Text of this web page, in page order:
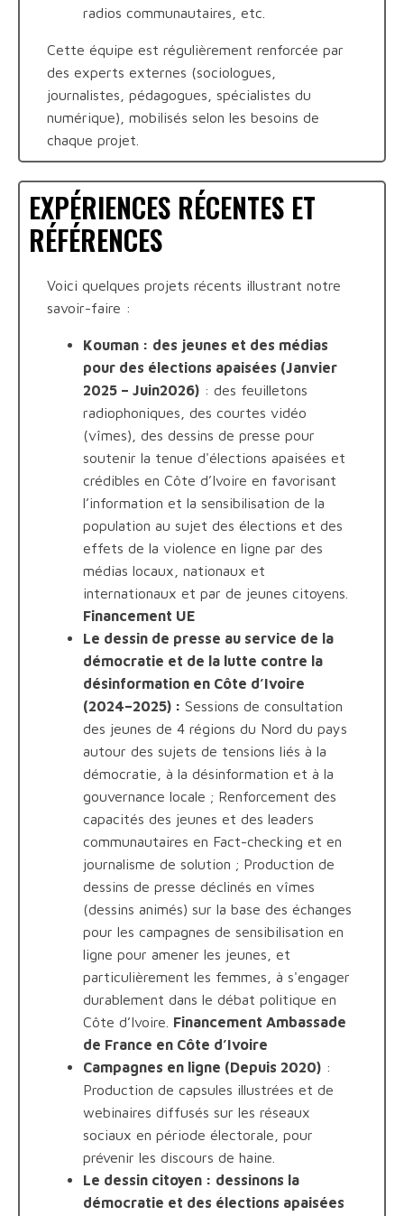
radios communautaires, etc.
Cette équipe est régulièrement renforcée par
des experts externes (sociologues,
journalistes, pédagogues, spécialistes du
numérique), mobilisés selon les besoins de
chaque projet.
EXPÉRIENCES RÉCENTES ET
RÉFÉRENCES
Voici quelques projets récents illustrant notre
savoir-faire :
Kouman : des jeunes et des médias
pour des élections apaisées (Janvier
2025 – Juin2026) : des feuilletons
radiophoniques, des courtes vidéo
(vîmes), des dessins de presse pour
soutenir la tenue d'élections apaisées et
crédibles en Côte d’Ivoire en favorisant
l’information et la sensibilisation de la
population au sujet des élections et des
effets de la violence en ligne par des
médias locaux, nationaux et
internationaux et par de jeunes citoyens.
Financement UE
Le dessin de presse au service de la
démocratie et de la lutte contre la
désinformation en Côte d’Ivoire
(2024–2025) : Sessions de consultation
des jeunes de 4 régions du Nord du pays
autour des sujets de tensions liés à la
démocratie, à la désinformation et à la
gouvernance locale ; Renforcement des
capacités des jeunes et des leaders
communautaires en Fact-checking et en
journalisme de solution ; Production de
dessins de presse déclinés en vîmes
(dessins animés) sur la base des échanges
pour les campagnes de sensibilisation en
ligne pour amener les jeunes, et
particulièrement les femmes, à s'engager
durablement dans le débat politique en
Côte d’Ivoire. Financement Ambassade
de France en Côte d’Ivoire
Campagnes en ligne (Depuis 2020) :
Production de capsules illustrées et de
webinaires diffusés sur les réseaux
sociaux en période électorale, pour
prévenir les discours de haine.
Le dessin citoyen : dessinons la
démocratie et des élections apaisées